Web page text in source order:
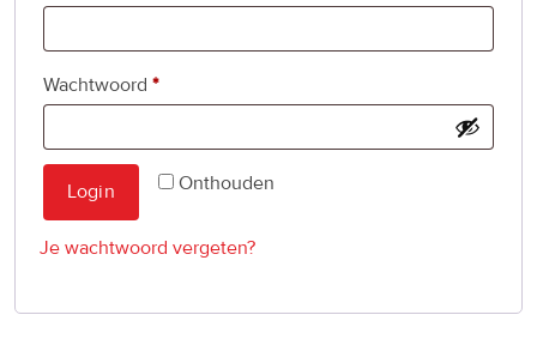
Wachtwoord *Vereist
Onthouden
Login
Je wachtwoord vergeten?